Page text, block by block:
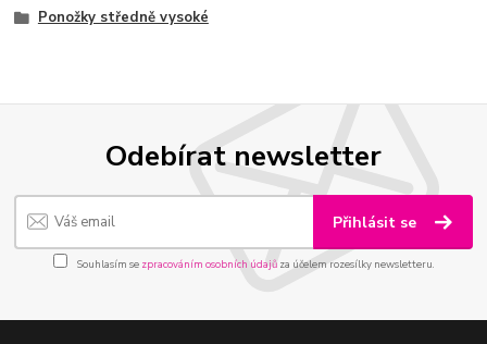
Ponožky středně vysoké
Odebírat newsletter
Přihlásit se
Souhlasím se zpracováním osobních údajůza účelem rozesílky newsletteru.